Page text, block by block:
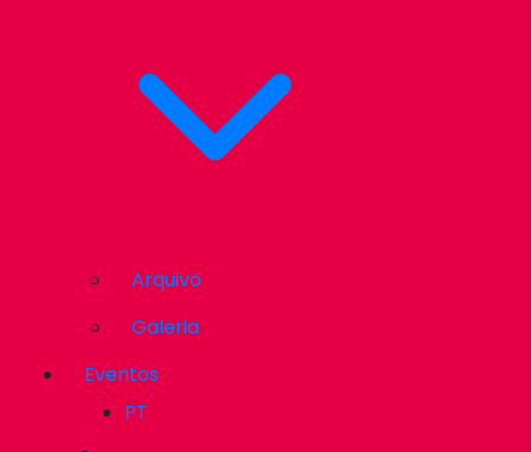
Arquivo
Galeria
Eventos
PT